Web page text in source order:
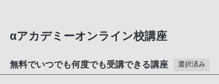
αアカデミーオンライン校講座
無料でいつでも何度でも受講できる講座 選択済み